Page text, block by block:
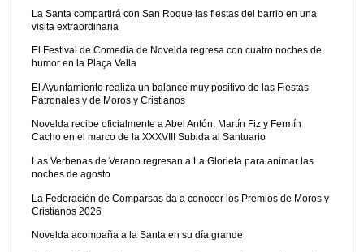
La Santa compartirá con San Roque las fiestas del barrio en una
visita extraordinaria
El Festival de Comedia de Novelda regresa con cuatro noches de
humor en la Plaça Vella
El Ayuntamiento realiza un balance muy positivo de las Fiestas
Patronales y de Moros y Cristianos
Novelda recibe oficialmente a Abel Antón, Martín Fiz y Fermín
Cacho en el marco de la XXXVIII Subida al Santuario
Las Verbenas de Verano regresan a La Glorieta para animar las
noches de agosto
La Federación de Comparsas da a conocer los Premios de Moros y
Cristianos 2026
Novelda acompaña a la Santa en su día grande